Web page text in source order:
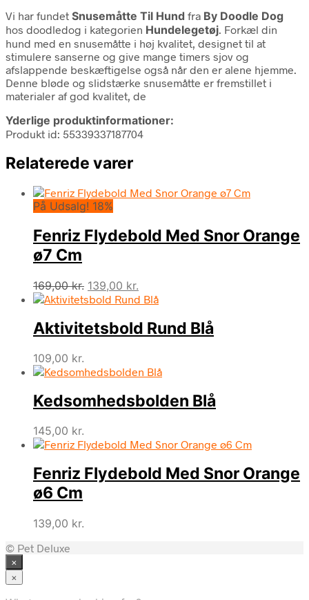
Vi har fundet Snusemåtte Til Hund fra By Doodle Dog
hos doodledog i kategorien Hundelegetøj. Forkæl din
hund med en snusemåtte i høj kvalitet, designet til at
stimulere sanserne og give mange timers sjov og
afslappende beskæftigelse også når den er alene hjemme.
Denne bløde og slidstærke snusemåtte er fremstillet i
materialer af god kvalitet, de
Yderlige produktinformationer:
Produkt id: 55339337187704
Relaterede varer
På Udsalg! 18%
Fenriz Flydebold Med Snor Orange
ø7 Cm
169,00kr. Den
oprindelige
var:
169,00 kr..
139,00 kr.
aktuelle
er:
139,00 kr..
Aktivitetsbold Rund Blå
109,00 kr.
Kedsomhedsbolden Blå
145,00 kr.
Fenriz Flydebold Med Snor Orange
ø6 Cm
139,00 kr.
© Pet Deluxe
×
×